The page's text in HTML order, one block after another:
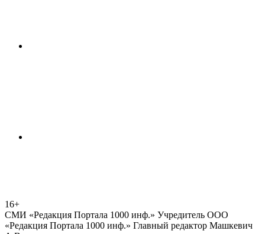
16+
СМИ «Редакция Портала 1000 инф.» Учредитель ООО
«Редакция Портала 1000 инф.» Главный редактор Машкевич